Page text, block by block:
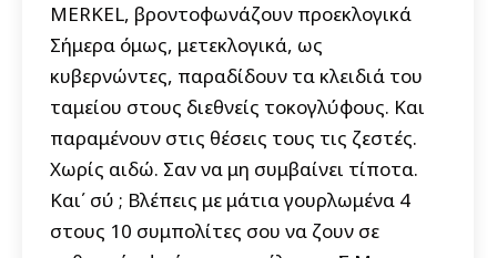
MERKEL, βροντοφωνάζουν προεκλογικά
Σήμερα όμως, μετεκλογικά, ως
κυβερνώντες, παραδίδουν τα κλειδιά του
ταμείου στους διεθνείς τοκογλύφους. Και
παραμένουν στις θέσεις τους τις ζεστές.
Χωρίς αιδώ. Σαν να μη συμβαίνει τίποτα.
Και΄ σύ ; Βλέπεις με μάτια γουρλωμένα 4
στους 10 συμπολίτες σου να ζουν σε